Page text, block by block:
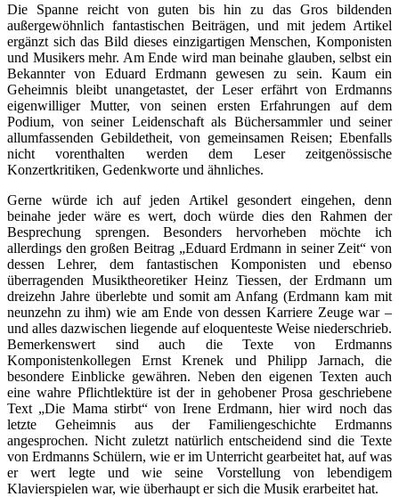
Die Spanne reicht von guten bis hin zu das Gros bildenden
außergewöhnlich fantastischen Beiträgen, und mit jedem Artikel
ergänzt sich das Bild dieses einzigartigen Menschen, Komponisten
und Musikers mehr. Am Ende wird man beinahe glauben, selbst ein
Bekannter von Eduard Erdmann gewesen zu sein. Kaum ein
Geheimnis bleibt unangetastet, der Leser erfährt von Erdmanns
eigenwilliger Mutter, von seinen ersten Erfahrungen auf dem
Podium, von seiner Leidenschaft als Büchersammler und seiner
allumfassenden Gebildetheit, von gemeinsamen Reisen; Ebenfalls
nicht vorenthalten werden dem Leser zeitgenössische
Konzertkritiken, Gedenkworte und ähnliches.
Gerne würde ich auf jeden Artikel gesondert eingehen, denn
beinahe jeder wäre es wert, doch würde dies den Rahmen der
Besprechung sprengen. Besonders hervorheben möchte ich
allerdings den großen Beitrag „Eduard Erdmann in seiner Zeit“ von
dessen Lehrer, dem fantastischen Komponisten und ebenso
überragenden Musiktheoretiker Heinz Tiessen, der Erdmann um
dreizehn Jahre überlebte und somit am Anfang (Erdmann kam mit
neunzehn zu ihm) wie am Ende von dessen Karriere Zeuge war –
und alles dazwischen liegende auf eloquenteste Weise niederschrieb.
Bemerkenswert sind auch die Texte von Erdmanns
Komponistenkollegen Ernst Krenek und Philipp Jarnach, die
besondere Einblicke gewähren. Neben den eigenen Texten auch
eine wahre Pflichtlektüre ist der in gehobener Prosa geschriebene
Text „Die Mama stirbt“ von Irene Erdmann, hier wird noch das
letzte Geheimnis aus der Familiengeschichte Erdmanns
angesprochen. Nicht zuletzt natürlich entscheidend sind die Texte
von Erdmanns Schülern, wie er im Unterricht gearbeitet hat, auf was
er wert legte und wie seine Vorstellung von lebendigem
Klavierspielen war, wie überhaupt er sich die Musik erarbeitet hat.